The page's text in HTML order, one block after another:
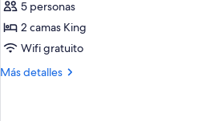
la
alberca
privado,
junto
alberca
de
Habitación
familiar,
a
5 personas
2 camas King
Wifi gratuito
Más detalles
Más